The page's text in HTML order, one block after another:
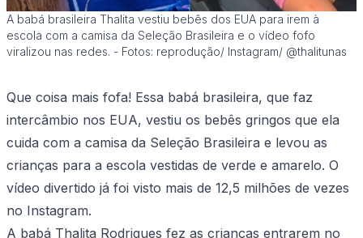
A babá brasileira Thalita vestiu bebês dos EUA para irem à
escola com a camisa da Seleção Brasileira e o vídeo fofo
viralizou nas redes. - Fotos: reprodução/ Instagram/ @thalitunas
Que coisa mais fofa! Essa babá brasileira, que faz
intercâmbio nos EUA, vestiu os bebês gringos que ela
cuida com a camisa da Seleção Brasileira e levou as
crianças para a escola vestidas de verde e amarelo. O
vídeo divertido já foi visto mais de 12,5 milhões de vezes
no Instagram.
A babá Thalita Rodrigues fez as crianças entrarem no